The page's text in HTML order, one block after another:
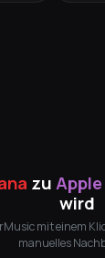
zu
wird
mit einem
manuelles